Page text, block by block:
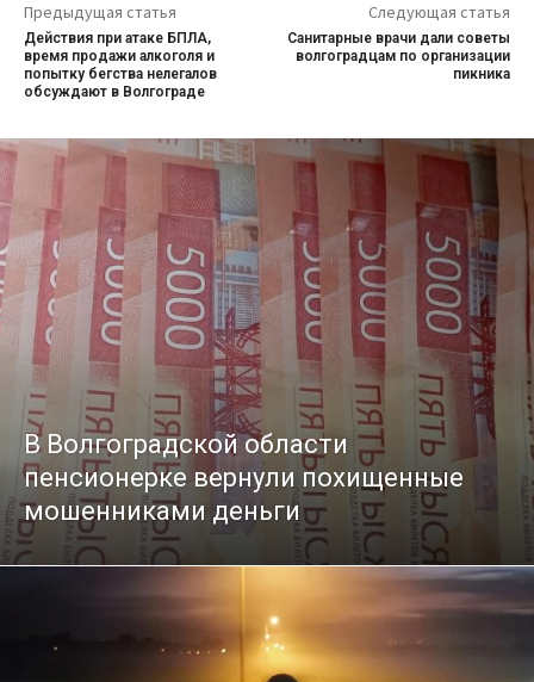
Предыдущая статья
Действия при атаке БПЛА,
время продажи алкоголя и
попытку бегства нелегалов
обсуждают в Волгограде
Следующая статья
Санитарные врачи дали советы
волгоградцам по организации
пикника
В Волгоградской области
пенсионерке вернули похищенные
мошенниками деньги